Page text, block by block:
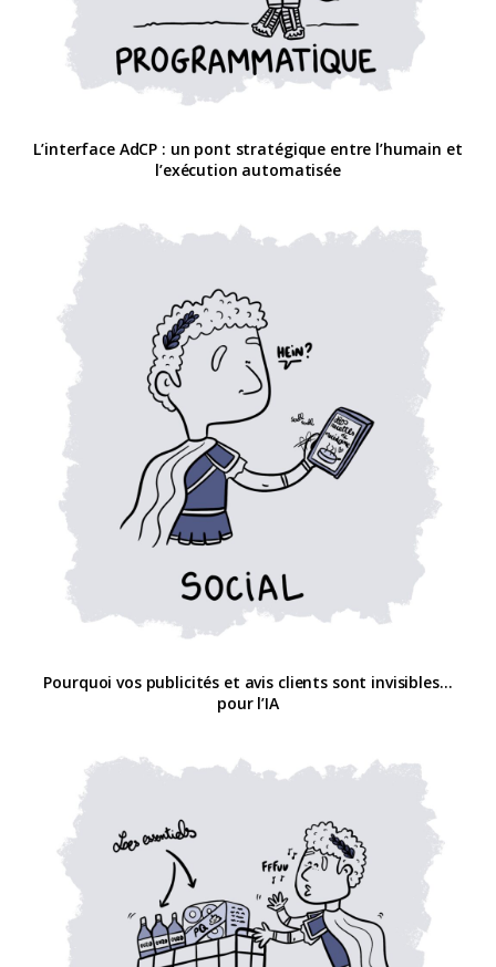
L’interface AdCP : un pont stratégique entre l’humain et
l’exécution automatisée
Pourquoi vos publicités et avis clients sont invisibles…
pour l’IA